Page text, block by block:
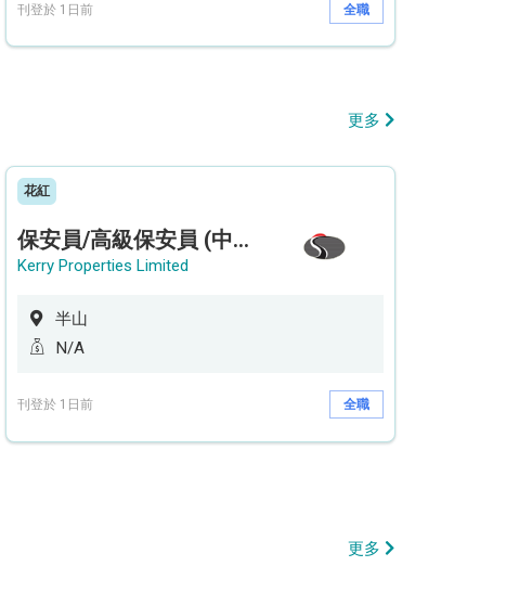
刊登於 1日前 全職
更多
花紅
保安員/高級保安員 (中環半山住宅 - 9/12小時)
Kerry Properties Limited
半山
N/A
刊登於 1日前 全職
更多